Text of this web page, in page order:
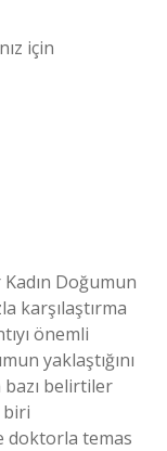
için
Doğumun
karşılaştırma
önemli
yaklaştığını
belirtiler
biri
doktorla temas